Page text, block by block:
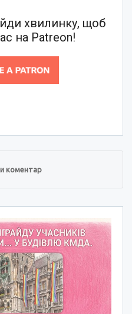
хвилинку, щоб
на Patreon!
коментар